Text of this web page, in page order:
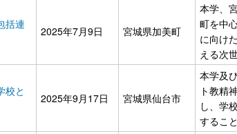
括連
2025年7月9日 宮城県加美町
本学、
町を中
に向け
える次
校と
2025年9月17日 宮城県仙台市
本学及
ト教精
し、学
するこ